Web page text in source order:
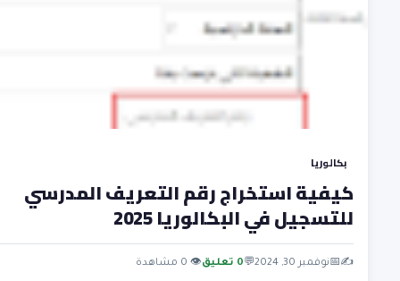
بكالوريا
كيفية استخراج رقم التعريف المدرسي
للتسجيل في البكالوريا 2025
✍️
📅نوفمبر 30, 2024 💬0 تعليق 👁 0 مشاهدة